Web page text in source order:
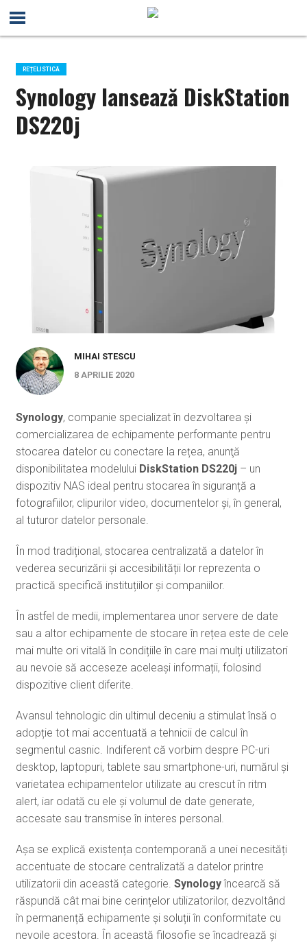
REȚELISTICĂ
Synology lansează DiskStation
DS220j
MIHAI STESCU
8 APRILIE 2020
Synology, companie specializat în dezvoltarea și
comercializarea de echipamente performante pentru
stocarea datelor cu conectare la rețea, anunţă
disponibilitatea modelului DiskStation DS220j– un
dispozitiv NAS ideal pentru stocarea în siguranță a
fotografiilor, clipurilor video, documentelor și, în general,
al tuturor datelor personale.
În mod tradițional, stocarea centralizată a datelor în
vederea securizării și accesibilității lor reprezenta o
practică specifică instituțiilor și companiilor.
În astfel de medii, implementarea unor servere de date
sau a altor echipamente de stocare în rețea este de cele
mai multe ori vitală în condițiile în care mai mulți utilizatori
au nevoie să acceseze aceleași informații, folosind
dispozitive client diferite.
Avansul tehnologic din ultimul deceniu a stimulat însă o
adopție tot mai accentuată a tehnicii de calcul în
segmentul casnic. Indiferent că vorbim despre PC-uri
desktop, laptopuri, tablete sau smartphone-uri, numărul și
varietatea echipamentelor utilizate au crescut în ritm
alert, iar odată cu ele și volumul de date generate,
accesate sau transmise în interes personal.
Așa se explică existența contemporană a unei necesități
accentuate de stocare centralizată a datelor printre
utilizatorii din această categorie. Synologyîncearcă să
răspundă cât mai bine cerințelor utilizatorilor, dezvoltând
în permanență echipamente și soluții în conformitate cu
nevoile acestora. În această filosofie se încadrează și